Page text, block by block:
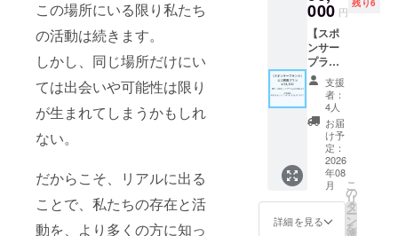
この場所にいる限り私たち
の活動は続きます。
しかし、同じ場所だけにい
ては出会いや可能性は限り
が生まれてしまうかもしれ
ない。
だからこそ、リアルに出る
ことで、私たちの存在と活
動を、より多くの方に知っ
ジナル
ペンラ
イト 後
日郵送
させて
いただ
きます
(時期未
定･1年
以内)
■CF参
加証(デ
ジタル)
※メール
でファ
イルを
用衣装
(Vroid
制作/T
シャツ)
※後日、
ギガ
ファイ
ル便
(メール)
にてお
送りさ
せてい
ただき
ます(時
期未定･
1年以
000 円
残り6
【スポ
ンサー
プラン
①】 ■
ロゴ掲
載プラ
ン
※OP・
ED動画
＆フラ
イヤー
にロゴ
を掲載
します
※ロゴな
支援
者：
4人
お届
け予
定：
2026
年08
月
詳細を見る
こ
の
リ
タ
ー
ン
を